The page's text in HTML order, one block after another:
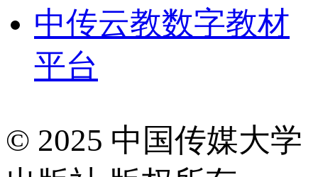
中传云教数字教材
平台
© 2025 中国传媒大学